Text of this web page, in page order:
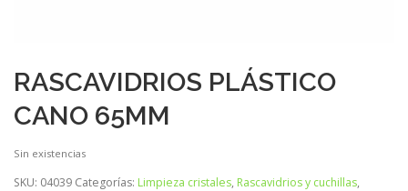
RASCAVIDRIOS PLÁSTICO
CANO 65MM
Sin existencias
SKU: 04039 Categorías: Limpieza cristales, Rascavidrios y cuchillas,